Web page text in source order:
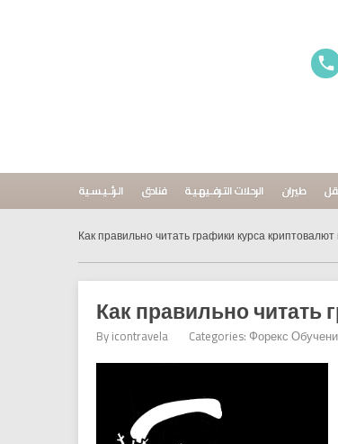
الـرئــيـسـية فنادق الرحلات التـرفــيهـيـة طيران
Как правильно читать графики курса
Как правильно
Byicontravela Categories:Форекс